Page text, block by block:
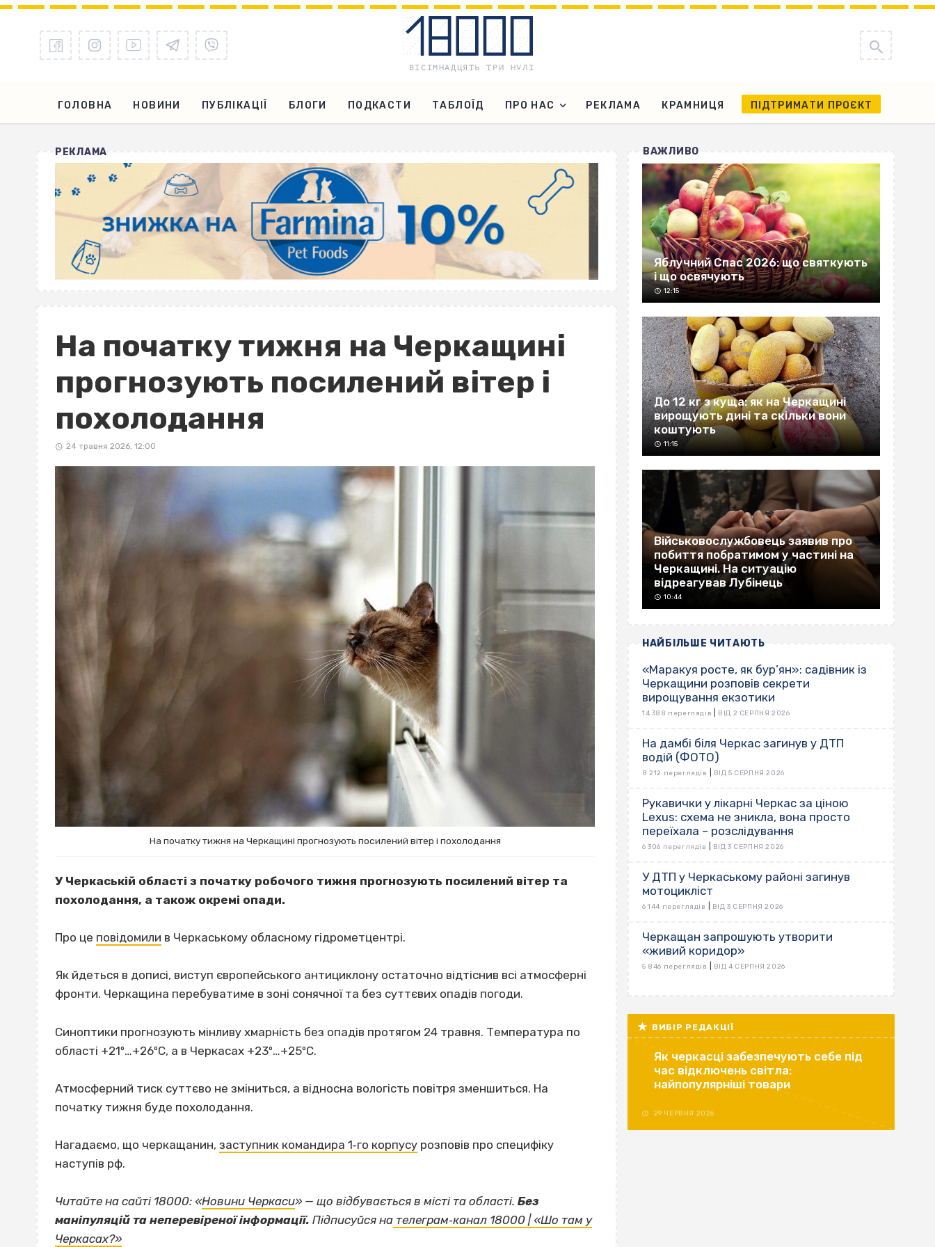
ГОЛОВНА НОВИНИ ПУБЛІКАЦІЇ БЛОГИ ПОДКАСТИ ТАБЛОЇД ПРО НАС РЕКЛАМА КРАМНИЦЯ ПІДТРИМАТИ ПРОЄКТ
РЕКЛАМА
На початку тижня на Черкащині
прогнозують посилений вітер і
похолодання
24 травня 2026, 12:00
На початку тижня на Черкащині прогнозують посилений вітер і похолодання
У Черкаській області з початку робочого тижня прогнозують посилений вітер та
похолодання, а також окремі опади.
Про це повідомили в Черкаському обласному гідрометцентрі.
Як йдеться в дописі, виступ європейського антициклону остаточно відтіснив всі атмосферні
фронти. Черкащина перебуватиме в зоні сонячної та без суттєвих опадів погоди.
Синоптики прогнозують мінливу хмарність без опадів протягом 24 травня. Температура по
області +21º…+26ºС, а в Черкасах +23º…+25ºС.
Атмосферний тиск суттєво не зміниться, а відносна вологість повітря зменшиться. На
початку тижня буде похолодання.
Нагадаємо, що черкащанин, заступник командира 1‐го корпусу розповів про специфіку
наступів рф.
Читайте на сайті 18000: «Новини Черкаси» — що відбувається в місті та області. Без
маніпуляцій та неперевіреної інформації. Підписуйся на телеграм‐канал 18000 | «Шо там у
Черкасах?»
ВАЖЛИВО
Яблучний Спас 2026: що святкують
і що освячують
12:15
До 12 кг з куща: як на Черкащині
вирощують дині та скільки вони
коштують
11:15
Військовослужбовець заявив про
побиття побратимом у частині на
Черкащині. На ситуацію
відреагував Лубінець
10:44
НАЙБІЛЬШЕ ЧИТАЮТЬ
«Маракуя росте, як бур’ян»: садівник із
Черкащини розповів секрети
вирощування екзотики
14 388 переглядів ВІД 2 СЕРПНЯ 2026
На дамбі біля Черкас загинув у ДТП
водій (ФОТО)
8 212 переглядів ВІД 5 СЕРПНЯ 2026
Рукавички у лікарні Черкас за ціною
Lexus: схема не зникла, вона просто
переїхала – розслідування
6 306 переглядів ВІД 3 СЕРПНЯ 2026
У ДТП у Черкаському районі загинув
мотоцикліст
6 144 переглядів ВІД 3 СЕРПНЯ 2026
Черкащан запрошують утворити
«живий коридор»
5 846 переглядів ВІД 4 СЕРПНЯ 2026
ВИБІР РЕДАКЦІЇ
Як черкасці забезпечують себе під
час відключень світла:
найпопулярніші товари
29 ЧЕРВНЯ 2026